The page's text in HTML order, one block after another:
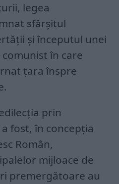
legea
sfârșitul
și începutul unei
în care
țara înspre
prin
fost, în concepția
Român,
mijloace de
premergătoare au